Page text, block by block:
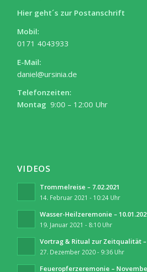
Hier geht´s zur Postanschrift
Mobil:
0171 4043933
E-Mail:
daniel@ursinia.de
Telefonzeiten:
Montag 9:00 – 12:00 Uhr
VIDEOS
Trommelreise – 7.02.2021
14. Februar 2021 - 10:24 Uhr
Wasser-Heilzeremonie –
19. Januar 2021 - 8:10 Uhr
Vortrag & Ritual zur Zeitqualität –
27. Dezember 2020 - 9:36 Uhr
Feueropferzeremonie –